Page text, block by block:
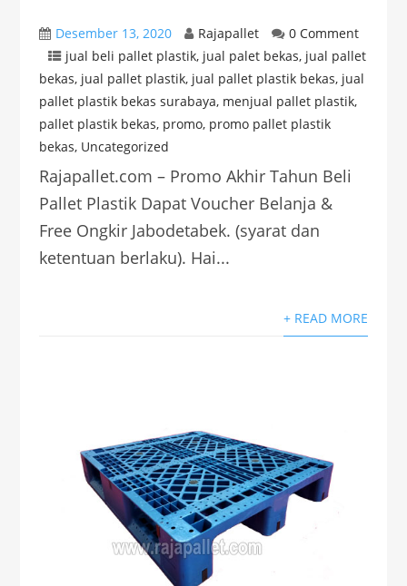
Desember 13, 2020 Rajapallet
0 Comment
jual beli pallet plastik, jual palet bekas, jual pallet
bekas, jual pallet plastik, jual pallet plastik bekas, jual
pallet plastik bekas surabaya, menjual pallet plastik,
pallet plastik bekas, promo, promo pallet plastik
bekas, Uncategorized
Rajapallet.com – Promo Akhir Tahun Beli
Pallet Plastik Dapat Voucher Belanja &
Free Ongkir Jabodetabek. (syarat dan
ketentuan berlaku). Hai...
+ READ MORE